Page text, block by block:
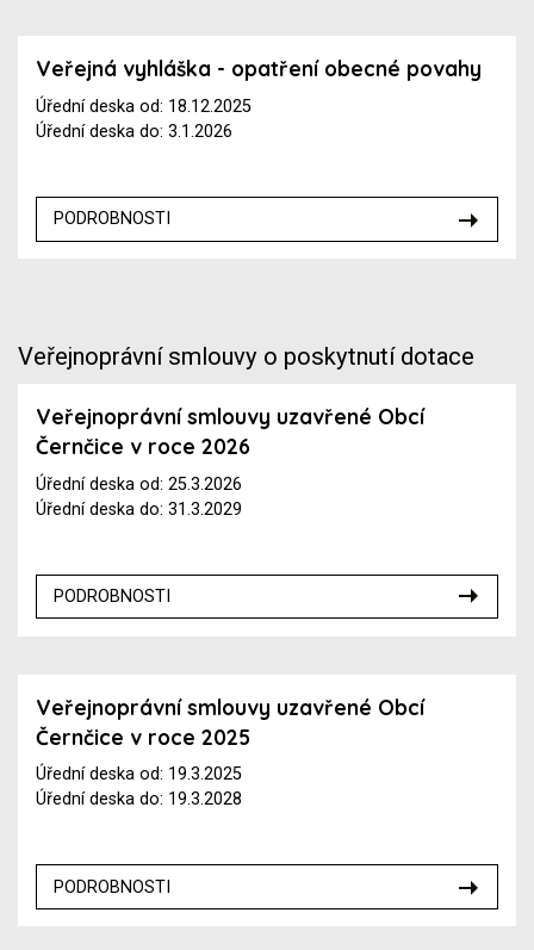
Veřejná vyhláška - opatření obecné povahy
Úřední deska od: 18.12.2025
Úřední deska do: 3.1.2026
PODROBNOSTI
Veřejnoprávní smlouvy o poskytnutí dotace
Veřejnoprávní smlouvy uzavřené Obcí
Černčice v roce 2026
Úřední deska od: 25.3.2026
Úřední deska do: 31.3.2029
PODROBNOSTI
Veřejnoprávní smlouvy uzavřené Obcí
Černčice v roce 2025
Úřední deska od: 19.3.2025
Úřední deska do: 19.3.2028
PODROBNOSTI